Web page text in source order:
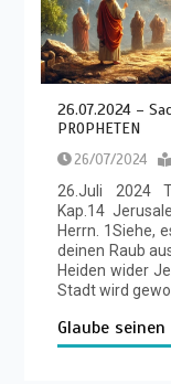
26.07.2024 –
PROPHETEN
26/07/2024
26.Juli 2024
Kap.14
Herrn. 1Siehe,
deinen Raub
Heiden wider
Stadt wird
Glaube